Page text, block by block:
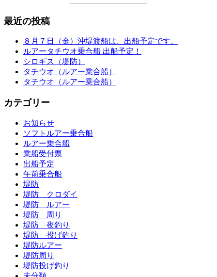
最近の投稿
８月７日（金）沖堤渡船は、出船予定です。
ルアータチウオ乗合船 出船予定！
シロギス（堤防）
タチウオ（ルアー乗合船）
タチウオ（ルアー乗合船）
カテゴリー
お知らせ
ソフトルアー乗合船
ルアー乗合船
乗船受付票
出船予定
午前乗合船
堤防
堤防 クロダイ
堤防 ルアー
堤防 周り
堤防 夜釣り
堤防 投げ釣り
堤防ルアー
堤防周り
堤防投げ釣り